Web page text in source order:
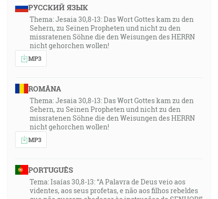
РУССКИЙ ЯЗЫК
Thema: Jesaia 30,8-13: Das Wort Gottes kam zu den
Sehern, zu Seinen Propheten und nicht zu den
missratenen Söhne die den Weisungen des HERRN
nicht gehorchen wollen!
MP3
ROMÂNA
Thema: Jesaia 30,8-13: Das Wort Gottes kam zu den
Sehern, zu Seinen Propheten und nicht zu den
missratenen Söhne die den Weisungen des HERRN
nicht gehorchen wollen!
MP3
PORTUGUÊS
Tema: Isaías 30,8-13: “A Palavra de Deus veio aos
videntes, aos seus profetas, e não aos filhos rebeldes